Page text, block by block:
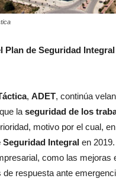
Plan de Seguridad
, ADET, continúa
la seguridad de los
motivo por el cual,
Seguridad Integral en
como las
respuesta ante